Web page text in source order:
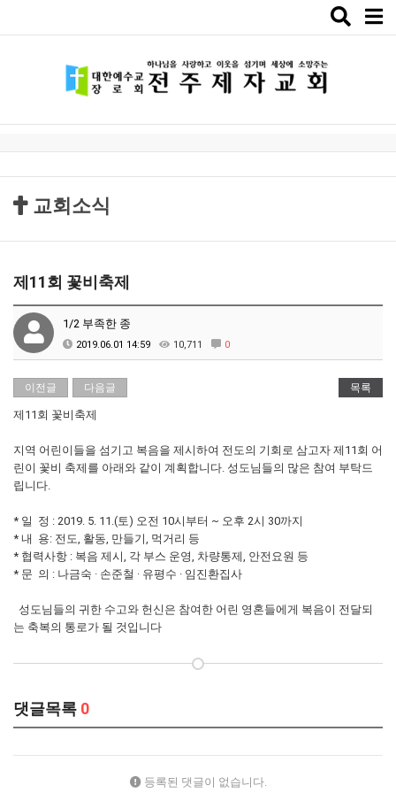
Toggle
교회소식
제11회 꽃비축제
1/2 부족한 종
2019.06.01 14:59 10,711 0
이전글 다음글 목록
제11회 꽃비축제
지역 어린이들을 섬기고 복음을 제시하여 전도의 기회로 삼고자 제11회 어
린이 꽃비 축제를 아래와 같이 계획합니다. 성도님들의 많은 참여 부탁드
립니다.
* 일 정 : 2019. 5. 11.(토) 오전 10시부터 ~ 오후 2시 30까지
* 내 용: 전도, 활동, 만들기, 먹거리 등
* 협력사항 : 복음 제시, 각 부스 운영, 차량통제, 안전요원 등
* 문 의 : 나금숙 · 손준철 · 유평수 · 임진환집사
성도님들의 귀한 수고와 헌신은 참여한 어린 영혼들에게 복음이 전달되
는 축복의 통로가 될 것입니다
댓글목록 0
등록된 댓글이 없습니다.